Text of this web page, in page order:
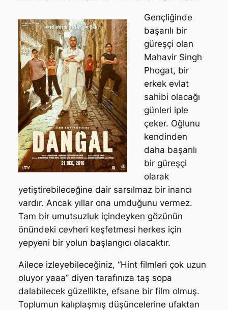
Gençliğinde
başarılı bir
güreşçi olan
Mahavir Singh
Phogat, bir
erkek evlat
sahibi olacağı
günleri iple
çeker. Oğlunu
kendinden
daha başarılı
bir güreşçi
olarak
yetiştirebileceğine dair sarsılmaz bir inancı
vardır. Ancak yıllar ona umduğunu vermez.
Tam bir umutsuzluk içindeyken gözünün
önündeki cevheri keşfetmesi herkes için
yepyeni bir yolun başlangıcı olacaktır.
Ailece izleyebileceğiniz, “Hint filmleri çok uzun
oluyor yaaa” diyen tarafınıza taş sopa
dalabilecek güzellikte, efsane bir film olmuş.
Toplumun kalıplaşmış düşüncelerine ufaktan